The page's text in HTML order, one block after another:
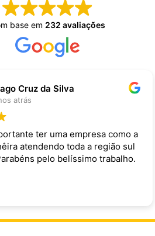
base em 232 avaliações
Cruz da Silva
atrás
ter uma empresa como a
atendendo toda a região sul
pelo belíssimo trabalho.